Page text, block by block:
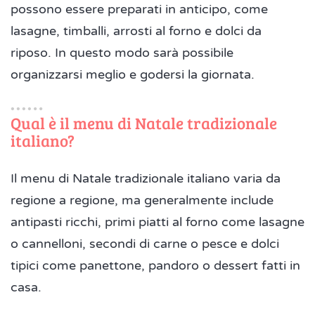
possono essere preparati in anticipo, come
lasagne, timballi, arrosti al forno e dolci da
riposo. In questo modo sarà possibile
organizzarsi meglio e godersi la giornata.
Qual è il menu di Natale tradizionale
italiano?
Il menu di Natale tradizionale italiano varia da
regione a regione, ma generalmente include
antipasti ricchi, primi piatti al forno come lasagne
o cannelloni, secondi di carne o pesce e dolci
tipici come panettone, pandoro o dessert fatti in
casa.